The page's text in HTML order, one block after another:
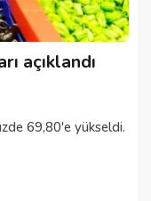
açıklandı
69,80'e yükseldi.